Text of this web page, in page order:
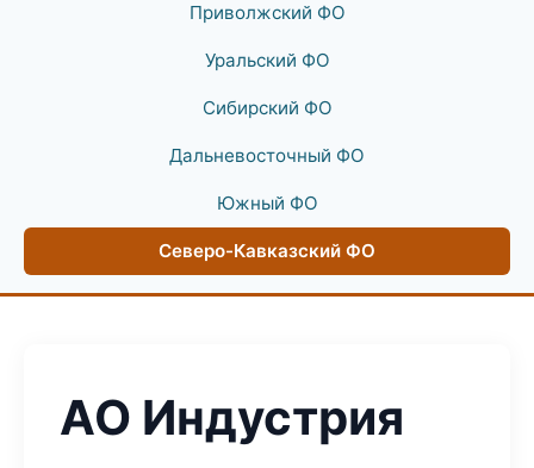
Приволжский ФО
Уральский ФО
Сибирский ФО
Дальневосточный ФО
Южный ФО
Северо-Кавказский ФО
АО Индустрия